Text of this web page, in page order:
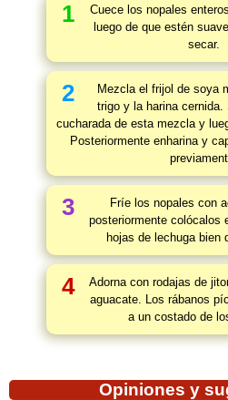
1
Cuece los nopales
luego de que estén
secar.
2
Mezcla el frijol de soya
trigo y la harina cernida.
cucharada de esta mezcla y
Posteriormente enharina y
3
Fríe los nopales con
posteriormente colócalos
hojas de lechuga bien
4
Adorna con rodajas de
aguacate. Los rábanos
a un costado de
Opiniones y